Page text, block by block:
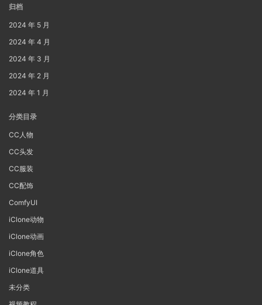
归档
2024 年 5 月
2024 年 4 月
2024 年 3 月
2024 年 2 月
2024 年 1 月
分类目录
CC人物
CC头发
CC服装
CC配饰
ComfyUI
iClone动物
iClone动画
iClone角色
iClone道具
未分类